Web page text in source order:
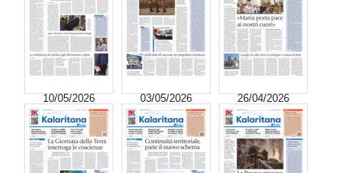
10/05/2026 03/05/2026 26/04/2026